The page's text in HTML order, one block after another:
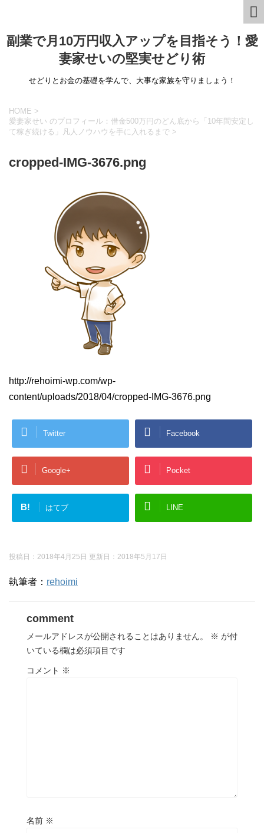
副業で月10万円収入アップを目指そう！愛
妻家せいの堅実せどり術
せどりとお金の基礎を学んで、大事な家族を守りましょう！
HOME >
愛妻家せい のプロフィール：借金500万円のどん底から「10年間安定し
て稼ぎ続ける」凡人ノウハウを手に入れるまで >
cropped-IMG-3676.png
http://rehoimi-wp.com/wp-
content/uploads/2018/04/cropped-IMG-3676.png
Twitter Facebook
Google+ Pocket
B! はてブ LINE
投稿日：2018年4月25日 更新日： 2018年5月17日
執筆者： rehoimi
comment
メールアドレスが公開されることはありません。 ※ が付
いている欄は必須項目です
コメント ※
名前 ※